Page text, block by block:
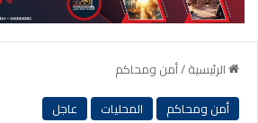
الرئيسية/أمن ومحاكم
أمن ومحاكم
المحليات عاجل